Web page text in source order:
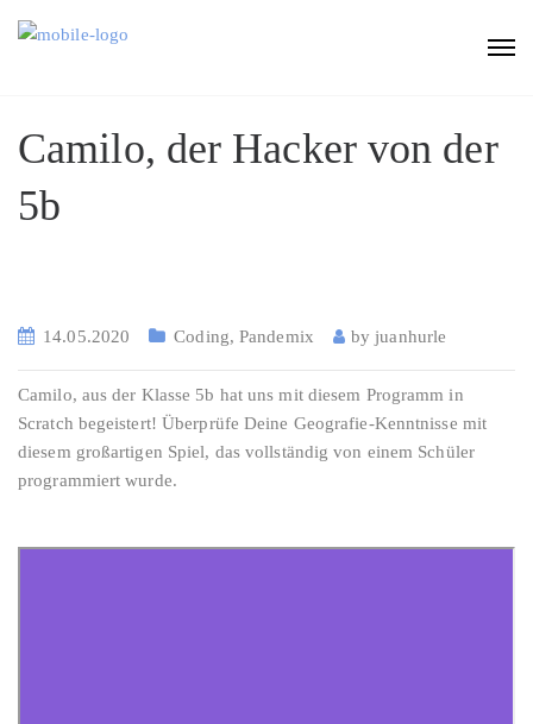
Camilo, der Hacker von der
5b
14.05.2020 Coding,Pandemix by juanhurle
Camilo, aus der Klasse 5b hat uns mit diesem Programm in
Scratch begeistert! Überprüfe Deine Geografie-Kenntnisse mit
diesem großartigen Spiel, das vollständig von einem Schüler
programmiert wurde.